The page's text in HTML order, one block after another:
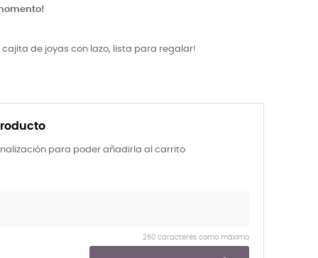
cajita de joyas con lazo, lista para regalar!
para poder añadirla al carrito
250 caracteres como máximo